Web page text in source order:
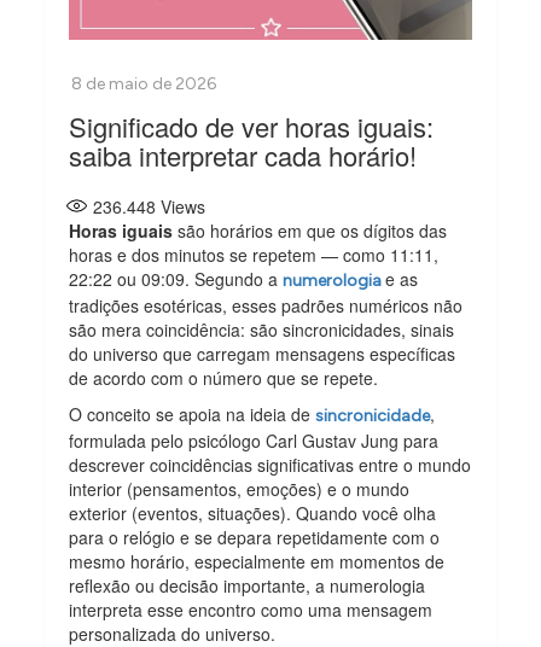
Significado de ver horas iguais:
saiba interpretar cada horário!
236.448 Views
Horas iguais são horários em que os dígitos das
horas e dos minutos se repetem — como 11:11,
22:22 ou 09:09. Segundo anumerologia e as
tradições esotéricas, esses padrões numéricos não
são mera coincidência: são sincronicidades, sinais
do universo que carregam mensagens específicas
de acordo com o número que se repete.
O conceito se apoia na ideia desincronicidade,
formulada pelo psicólogo Carl Gustav Jung para
descrever coincidências significativas entre o mundo
interior (pensamentos, emoções) e o mundo
exterior (eventos, situações). Quando você olha
para o relógio e se depara repetidamente com o
mesmo horário, especialmente em momentos de
reflexão ou decisão importante, a numerologia
interpreta esse encontro como uma mensagem
personalizada do universo.